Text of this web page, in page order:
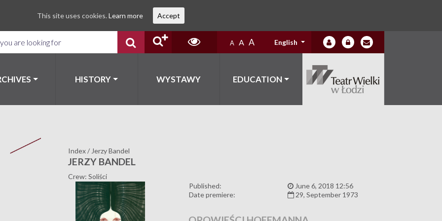
A A A English
HISTORY WYSTAWY EDUCATION
Index/ Jerzy Bandel
JERZY BANDEL
Crew: Soliści
Published:
June 6, 2018 12:56
Date premiere:
29, September 1973
This site uses cookies. Learn more Accept